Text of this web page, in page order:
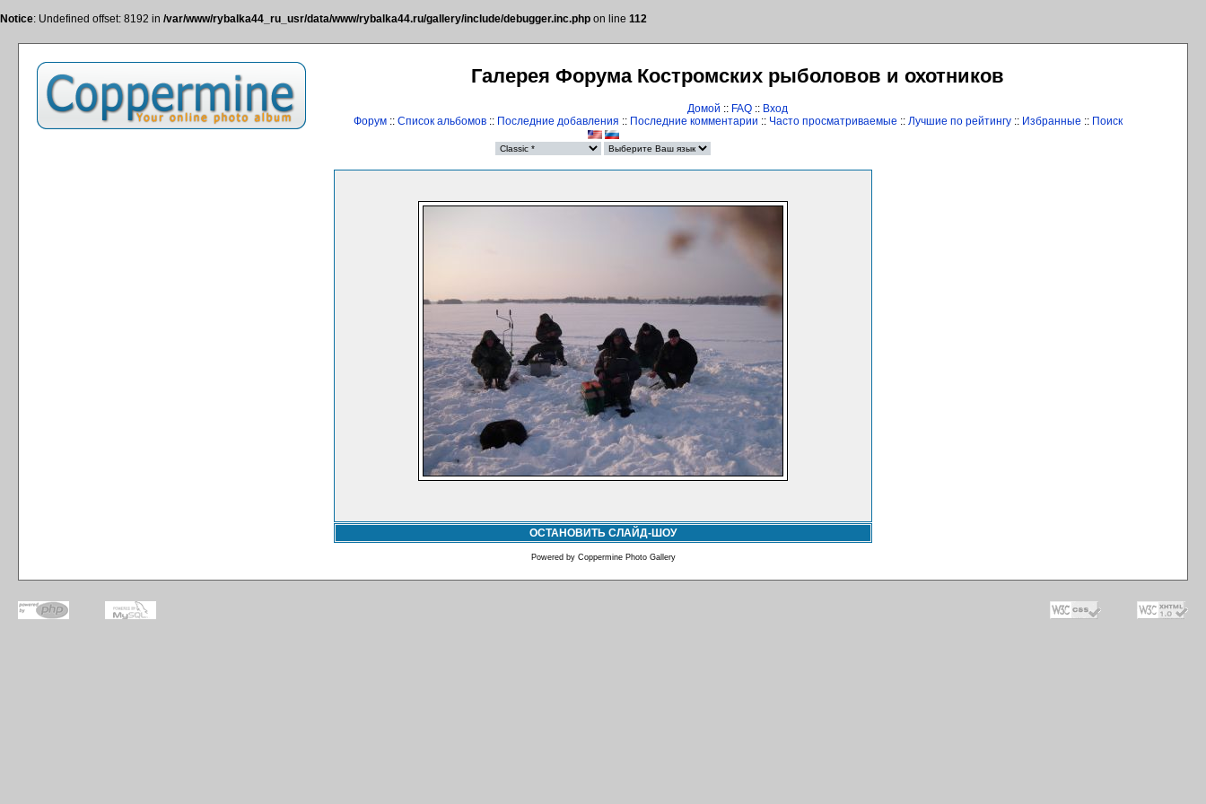
Notice: Undefined offset: 8192 in /var/www/rybalka44_ru_usr/data/www/rybalka44.ru/gallery/include/debugger.inc.php on line 112
Галерея Форума Костромских рыболовов и охотников
Домой :: FAQ :: Вход
Форум:: Список альбомов:: Последние добавления :: Последние комментарии :: Часто просматриваемые :: Лучшие по рейтингу:: Избранные :: Поиск
ОСТАНОВИТЬ СЛАЙД-ШОУ
Powered by Coppermine Photo Gallery